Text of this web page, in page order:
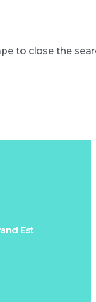
to close the
Est